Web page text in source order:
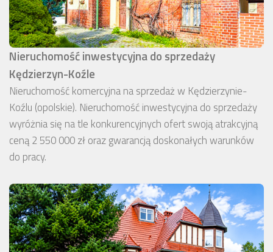
Nieruchomość inwestycyjna do sprzedaży
Kędzierzyn-Koźle
Nieruchomość komercyjna na sprzedaż w Kędzierzynie-
Koźlu (opolskie). Nieruchomość inwestycyjna do sprzedaży
wyróżnia się na tle konkurencyjnych ofert swoją atrakcyjną
ceną 2 550 000 zł oraz gwarancją doskonałych warunków
do pracy.